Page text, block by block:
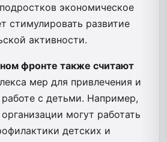
экономическое
стимулировать развитие
активности.
фронте также считают
мер для привлечения и
с детьми. Например,
могут работать
детских и